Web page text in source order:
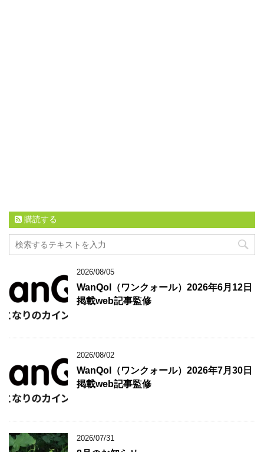
購読する
2026/08/05
WanQol（ワンクォール）2026年6月12日
掲載web記事監修
2026/08/02
WanQol（ワンクォール）2026年7月30日
掲載web記事監修
2026/07/31